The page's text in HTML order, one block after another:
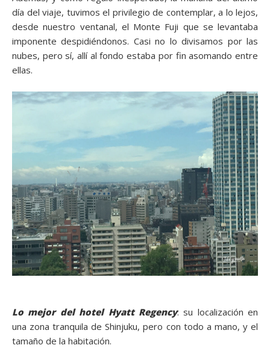
día del viaje, tuvimos el privilegio de contemplar, a lo lejos,
desde nuestro ventanal, el Monte Fuji que se levantaba
imponente despidiéndonos. Casi no lo divisamos por las
nubes, pero sí, allí al fondo estaba por fin asomando entre
ellas.
Lo mejor del hotel Hyatt Regency: su localización en
una zona tranquila de Shinjuku, pero con todo a mano, y el
tamaño de la habitación.